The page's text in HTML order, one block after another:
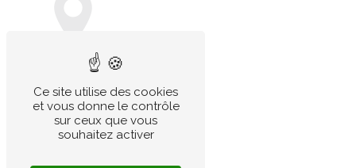
ADRESSE
54 Rue de la Charité
69002 Lyon
Ce site utilise des cookies
et vous donne le contrôle
sur ceux que vous
souhaitez activer